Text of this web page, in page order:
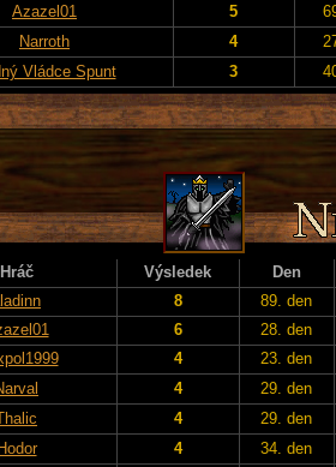
Azazel01 5
Narroth 4
Vládce Spunt 3
Hráč Výsledek Den
8 89. den
6 28. den
4 23. den
4 29. den
4 29. den
4 34. den